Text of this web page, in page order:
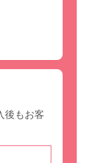
後もお客